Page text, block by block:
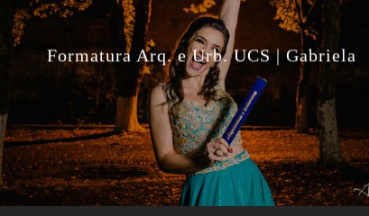
Formatura Arq. e Urb. UCS | Gabriela